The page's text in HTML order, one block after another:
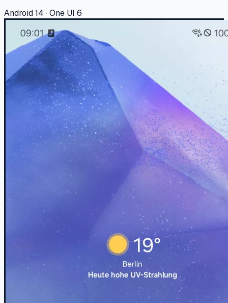
Android 14 · One UI 6